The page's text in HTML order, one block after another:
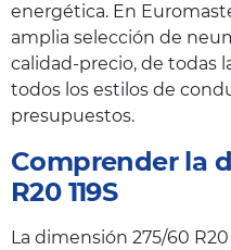
energética. En
amplia selección de
calidad-precio, de todas
todos los estilos de
presupuestos.
Comprender la
R20 119S
La dimensión 275/60